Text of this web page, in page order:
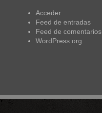
Acceder
Feed de entradas
Feed de comentarios
WordPress.org